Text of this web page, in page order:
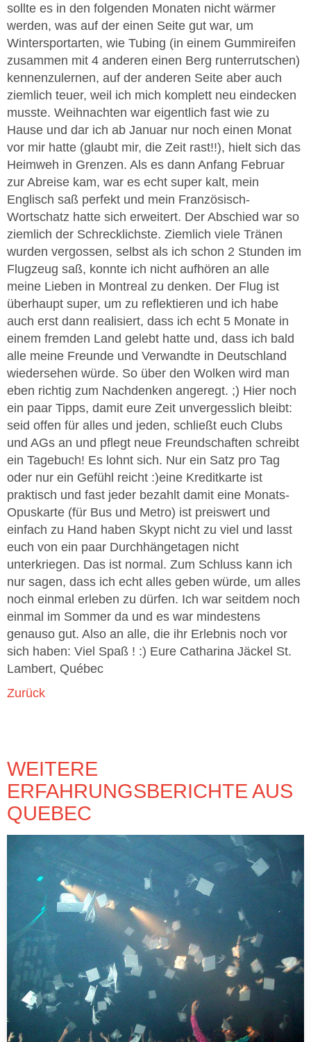
sollte es in den folgenden Monaten nicht wärmer
werden, was auf der einen Seite gut war, um
Wintersportarten, wie Tubing (in einem Gummireifen
zusammen mit 4 anderen einen Berg runterrutschen)
kennenzulernen, auf der anderen Seite aber auch
ziemlich teuer, weil ich mich komplett neu eindecken
musste. Weihnachten war eigentlich fast wie zu
Hause und dar ich ab Januar nur noch einen Monat
vor mir hatte (glaubt mir, die Zeit rast!!), hielt sich das
Heimweh in Grenzen. Als es dann Anfang Februar
zur Abreise kam, war es echt super kalt, mein
Englisch saß perfekt und mein Französisch-
Wortschatz hatte sich erweitert. Der Abschied war so
ziemlich der Schrecklichste. Ziemlich viele Tränen
wurden vergossen, selbst als ich schon 2 Stunden im
Flugzeug saß, konnte ich nicht aufhören an alle
meine Lieben in Montreal zu denken. Der Flug ist
überhaupt super, um zu reflektieren und ich habe
auch erst dann realisiert, dass ich echt 5 Monate in
einem fremden Land gelebt hatte und, dass ich bald
alle meine Freunde und Verwandte in Deutschland
wiedersehen würde. So über den Wolken wird man
eben richtig zum Nachdenken angeregt. ;) Hier noch
ein paar Tipps, damit eure Zeit unvergesslich bleibt:
seid offen für alles und jeden, schließt euch Clubs
und AGs an und pflegt neue Freundschaften schreibt
ein Tagebuch! Es lohnt sich. Nur ein Satz pro Tag
oder nur ein Gefühl reicht :)eine Kreditkarte ist
praktisch und fast jeder bezahlt damit eine Monats-
Opuskarte (für Bus und Metro) ist preiswert und
einfach zu Hand haben Skypt nicht zu viel und lasst
euch von ein paar Durchhängetagen nicht
unterkriegen. Das ist normal. Zum Schluss kann ich
nur sagen, dass ich echt alles geben würde, um alles
noch einmal erleben zu dürfen. Ich war seitdem noch
einmal im Sommer da und es war mindestens
genauso gut. Also an alle, die ihr Erlebnis noch vor
sich haben: Viel Spaß ! :) Eure Catharina Jäckel St.
Lambert, Québec
Zurück
WEITERE
ERFAHRUNGSBERICHTE AUS
QUEBEC